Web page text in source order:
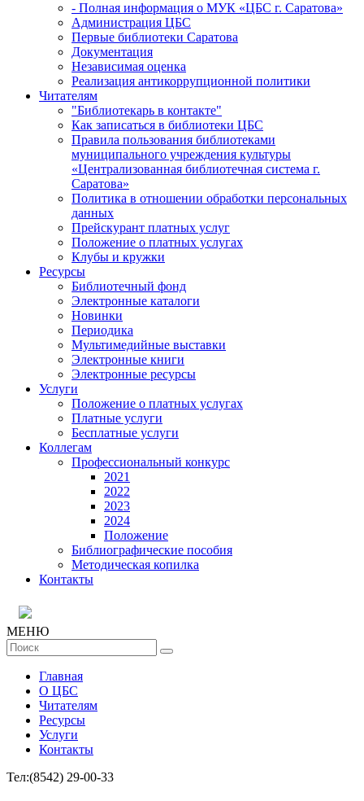
- Полная информация о МУК «ЦБС г. Саратова»
Администрация ЦБС
Первые библиотеки Саратова
Документация
Независимая оценка
Реализация антикоррупционной политики
Читателям
"Библиотекарь в контакте"
Как записаться в библиотеки ЦБС
Правила пользования библиотеками
муниципального учреждения культуры
«Централизованная библиотечная система г.
Саратова»
Политика в отношении обработки персональных
данных
Прейскурант платных услуг
Положение о платных услугах
Клубы и кружки
Ресурсы
Библиотечный фонд
Электронные каталоги
Новинки
Периодика
Мультимедийные выставки
Электронные книги
Электронные ресурсы
Услуги
Положение о платных услугах
Платные услуги
Бесплатные услуги
Коллегам
Профессиональный конкурс
2021
2022
2023
2024
Положение
Библиографические пособия
Методическая копилка
Контакты
МЕНЮ
Главная
О ЦБС
Читателям
Ресурсы
Услуги
Контакты
Тел:(8542) 29-00-33